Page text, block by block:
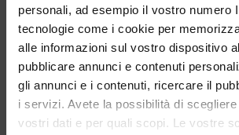
personali, ad esempio il vostro numero
tecnologie come i cookie per
alle informazioni sul vostro dispositivo
pubblicare annunci e contenuti
gli annunci e i contenuti, ricercare il
i servizi. Avete la possibilità di
vostri dati e per quali scopi. Le vostre
Sandali Donna Sahara Con
Fasce Incrociate
36 37 38 39
€ 110.00
Sandali Donna Neri Con Fasce
ISCRIVITI ALLA NOSTRA